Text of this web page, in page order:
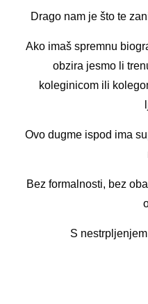
Drago nam je što te
Ako imaš spremnu
obzira jesmo li
koleginicom ili
Ovo dugme ispod ima
Bez formalnosti, bez
S